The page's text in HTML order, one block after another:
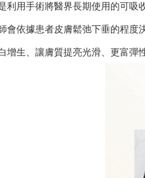
利用手術將醫界長期使用的可吸
會依據患者皮膚鬆弛下垂的程度
增生、讓膚質提亮光滑、更富彈